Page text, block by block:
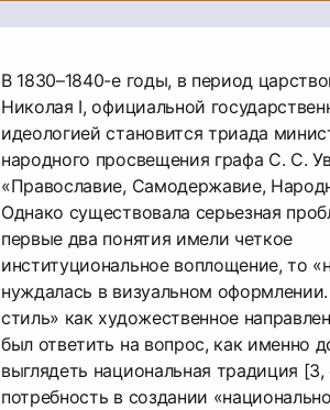
В 1830–1840-е годы, в период
Николая I, официальной
идеологией становится триада
народного просвещения графа С. С.
«Православие, Самодержавие,
Однако существовала серьезная
первые два понятия имели четкое
институциональное воплощение, то
нуждалась в визуальном
стиль» как художественное
был ответить на вопрос, как именно
выглядеть национальная традиция
потребность в создании